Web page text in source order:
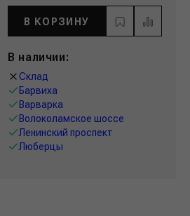
В КОРЗИНУ
В наличии:
Склад
Барвиха
Варварка
Волоколамское шоссе
Ленинский проспект
Люберцы